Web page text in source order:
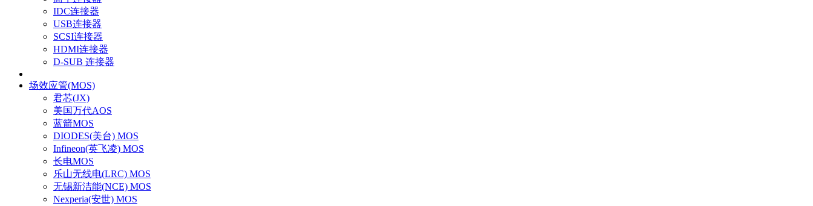
IDC连接器
USB连接器
SCSI连接器
HDMI连接器
D-SUB 连接器
场效应管(MOS)
君芯(JX)
美国万代AOS
蓝箭MOS
DIODES(美台) MOS
Infineon(英飞凌) MOS
长电MOS
乐山无线电(LRC) MOS
无锡新洁能(NCE) MOS
Nexperia(安世) MOS